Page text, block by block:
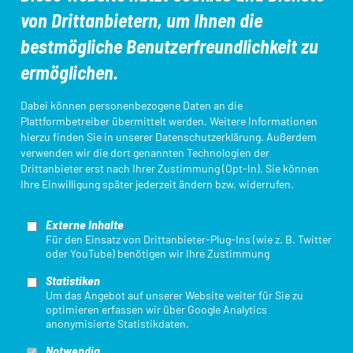
von Drittanbietern, um Ihnen die
bestmögliche Benutzerfreundlichkeit zu
ermöglichen.
Dabei können personenbezogene Daten an die
Plattformbetreiber übermittelt werden. Weitere Informationen
hierzu finden Sie in unserer Datenschutzerklärung. Außerdem
verwenden wir die dort genannten Technologien der
Drittanbieter erst nach Ihrer Zustimmung (Opt-In). Sie können
Ihre Einwilligung später jederzeit ändern bzw. widerrufen.
Externe Inhalte
Für den Einsatz von Drittanbieter-Plug-Ins (wie z. B. Twitter
oder YouTube) benötigen wir Ihre Zustimmung
Statistiken
Um das Angebot auf unserer Website weiter für Sie zu
optimieren erfassen wir über Google Analytics
anonymisierte Statistikdaten.
Aus- und Fortbildungen DTU-Startpass/App
Login Startpassdatenbank Triathlon Einstieg
Mit finanzieller Unterstützung des Landes Nordrhein-Westfalen und des
Europäischen Sozialfonds / REACT-EU als Teil der Reaktion der Union auf
die COVID-19-Pandemie.